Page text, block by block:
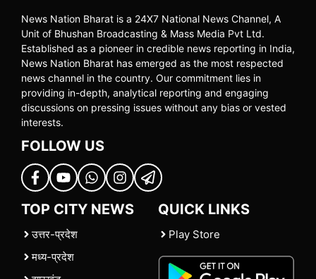
News Nation Bharat is a 24X7 National News Channel, A
Unit of Bhushan Broadcasting & Mass Media Pvt Ltd.
Established as a pioneer in credible news reporting in India,
News Nation Bharat has emerged as the most respected
news channel in the country. Our commitment lies in
providing in-depth, analytical reporting and engaging
discussions on pressing issues without any bias or vested
interests.
FOLLOW US
TOP CITY NEWS
उत्तर-प्रदेश
मध्य-प्रदेश
QUICK LINKS
Play Store